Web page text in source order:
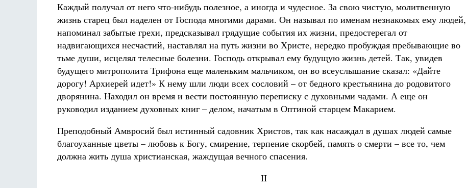
Каждый получал от него что-нибудь полезное, а иногда и чудесное. За свою чистую, молитвенную
жизнь старец был наделен от Господа многими дарами. Он называл по именам незнакомых ему людей,
напоминал забытые грехи, предсказывал грядущие события их жизни, предостерегал от
надвигающихся несчастий, наставлял на путь жизни во Христе, нередко пробуждая пребывающие во
тьме души, исцелял телесные болезни. Господь открывал ему будущую жизнь детей. Так, увидев
будущего митрополита Трифона еще маленьким мальчиком, он во всеуслышание сказал: «Дайте
дорогу! Архиерей идет!» К нему шли люди всех сословий – от бедного крестьянина до родовитого
дворянина. Находил он время и вести постоянную переписку с духовными чадами. А еще он
руководил изданием духовных книг – делом, начатым в Оптиной старцем Макарием.
Преподобный Амвросий был истинный садовник Христов, так как насаждал в душах людей самые
благоуханные цветы – любовь к Богу, смирение, терпение скорбей, память о смерти – все то, чем
должна жить душа христианская, жаждущая вечного спасения.
II